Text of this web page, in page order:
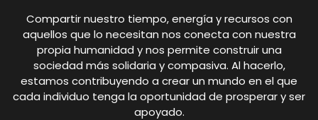
Compartir nuestro tiempo, energía y recursos con
aquellos que lo necesitan nos conecta con nuestra
propia humanidad y nos permite construir una
sociedad más solidaria y compasiva. Al hacerlo,
estamos contribuyendo a crear un mundo en el que
cada individuo tenga la oportunidad de prosperar y ser
apoyado.